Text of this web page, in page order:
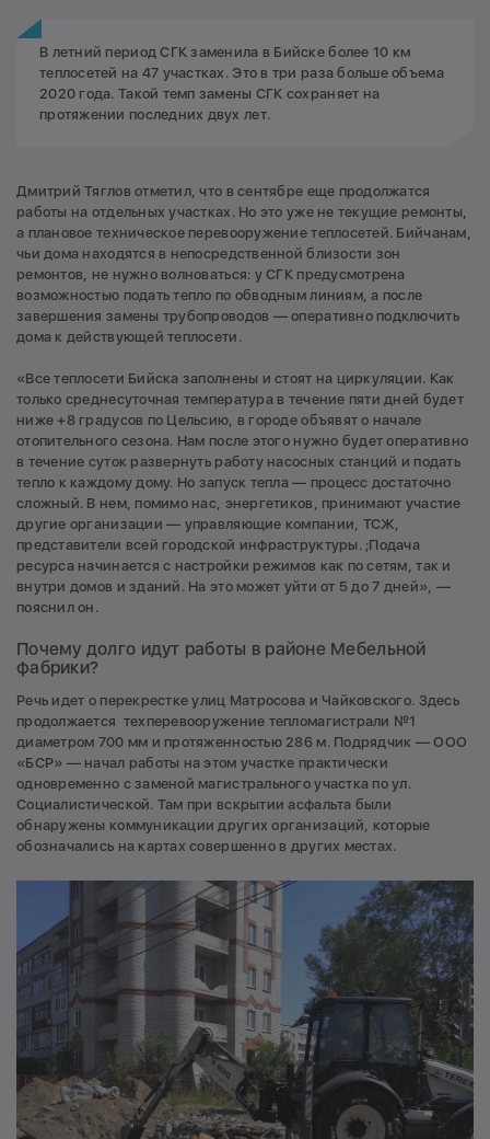
В летний период СГК заменила в Бийске более 10 км
теплосетей на 47 участках. Это в три раза больше объема
2020 года. Такой темп замены СГК сохраняет на
протяжении последних двух лет.
Дмитрий Тяглов отметил, что в сентябре еще продолжатся
работы на отдельных участках. Но это уже не текущие ремонты,
а плановое техническое перевооружение теплосетей. Бийчанам,
чьи дома находятся в непосредственной близости зон
ремонтов, не нужно волноваться: у СГК предусмотрена
возможностью подать тепло по обводным линиям, а после
завершения замены трубопроводов — оперативно подключить
дома к действующей теплосети.
«Все теплосети Бийска заполнены и стоят на циркуляции. Как
только среднесуточная температура в течение пяти дней будет
ниже +8 градусов по Цельсию, в городе объявят о начале
отопительного сезона. Нам после этого нужно будет оперативно
в течение суток развернуть работу насосных станций и подать
тепло к каждому дому. Но запуск тепла — процесс достаточно
сложный. В нем, помимо нас, энергетиков, принимают участие
другие организации — управляющие компании, ТСЖ,
представители всей городской инфраструктуры. ;Подача
ресурса начинается с настройки режимов как по сетям, так и
внутри домов и зданий. На это может уйти от 5 до 7 дней», —
пояснил он.
Почему долго идут работы в районе Мебельной
фабрики?
Речь идет о перекрестке улиц Матросова и Чайковского. Здесь
продолжается техперевооружение тепломагистрали №1
диаметром 700 мм и протяженностью 286 м. Подрядчик — ООО
«БСР» — начал работы на этом участке практически
одновременно с заменой магистрального участка по ул.
Социалистической. Там при вскрытии асфальта были
обнаружены коммуникации других организаций, которые
обозначались на картах совершенно в других местах.